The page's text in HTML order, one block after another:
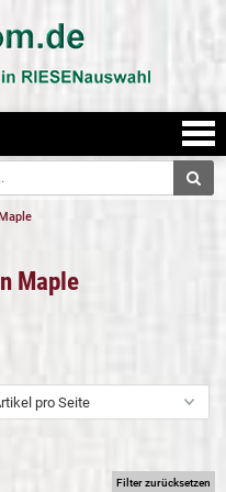
Maple
Filter zurücksetzen